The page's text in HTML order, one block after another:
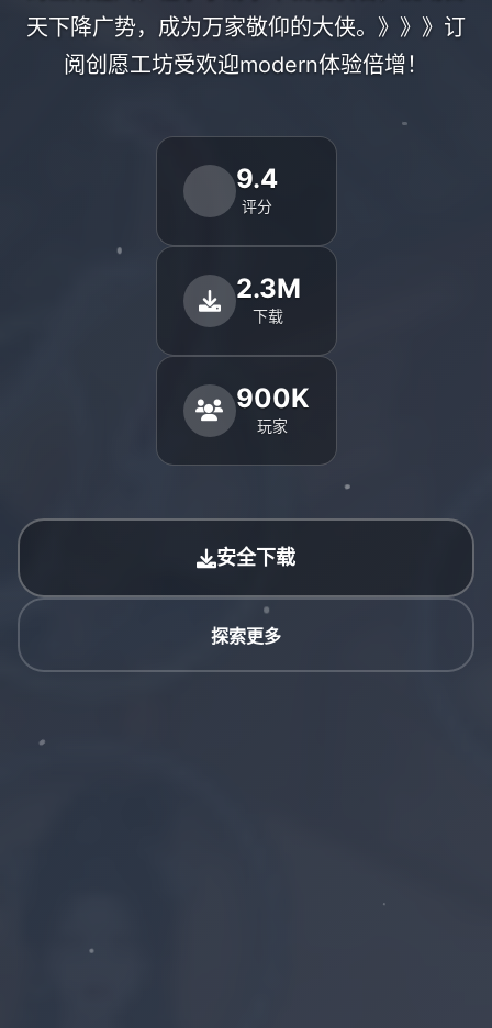
天下降广势，成为万家敬仰的大侠。》》》订
阅创愿工坊受欢迎modern体验倍增！
9.4
评分
2.3M
下载
900K
玩家
安全下载
探索更多